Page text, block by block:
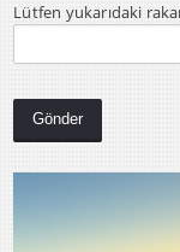
Lütfen yukarıdaki